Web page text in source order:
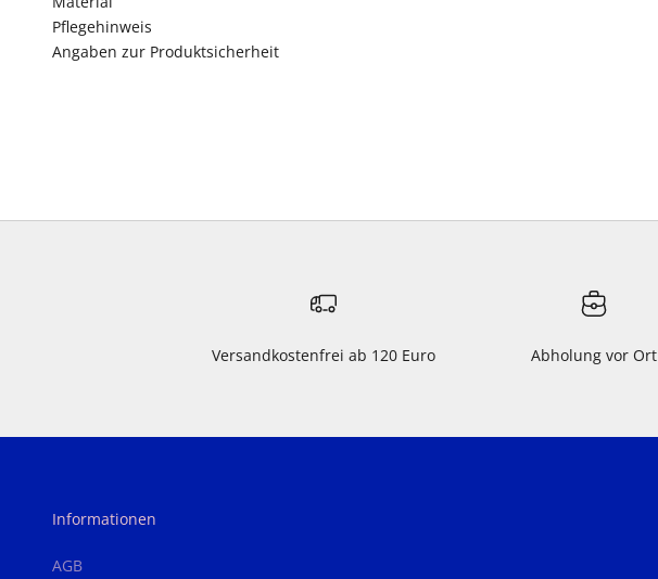
Pflegehinweis
Angaben zur Produktsicherheit
Versandkostenfrei ab 120 Euro Abholung vor Ort
Informationen
AGB